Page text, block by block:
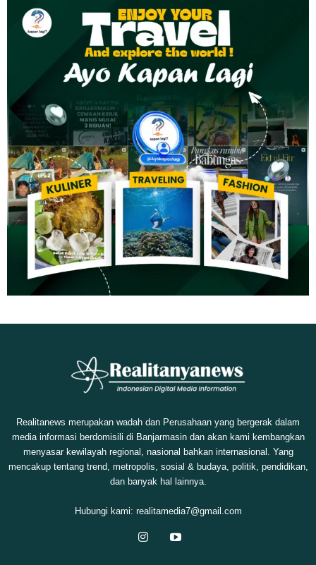
Realitanews merupakan wadah dan Perusahaan yang bergerak dalam
media informasi berdomisili di Banjarmasin dan akan kami kembangkan
menyasar kewilayah regional, nasional bahkan internasional. Yang
mencakup tentang trend, metropolis, sosial & budaya, politik, pendidikan,
dan banyak hal lainnya.
Hubungi kami: realitamedia7@gmail.com